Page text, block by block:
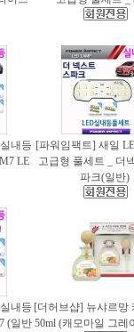
내등
LE
[파워임팩트] 새일
고급형 풀세트 _ 더
파크(일반)
내등
(일반
[더허브샵] 뉴샤르망
50ml (캐모마일 그레